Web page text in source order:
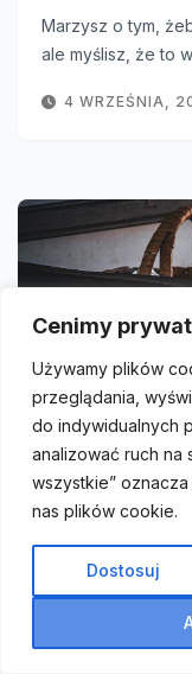
Cenimy
Używamy plików
przeglądania,
do indywidualnych
analizować ruch na
wszystkie”
nas plików cookie.
Dostosuj
Marzysz o tym,
ale myślisz, że to
4 WRZEŚNIA,
DEKORACJE
Czy
stylu boho,
Kiedy szukamy
za naturą,
domów, stając się